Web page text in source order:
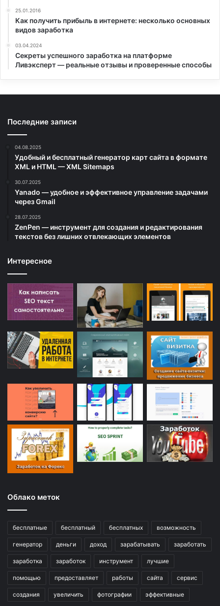
25.01.2016
Как получить прибыль в интернете: несколько основных
видов заработка
03.04.2024
Секреты успешного заработка на платформе
Ливэксперт — реальные отзывы и проверенные способы
Последние записи
04.08.2025
Удобный и бесплатный генератор карт сайта в формате
XML и HTML — XML Sitemaps
30.07.2025
Yanado — удобное и эффективное управление задачами
через Gmail
28.07.2025
ZenPen — инструмент для создания и редактирования
текстов без лишних отвлекающих элементов
Интересное
Облако меток
бесплатные бесплатный бесплатных возможность
генератор деньги доход зарабатывать заработать
заработка заработок инструмент лучшие
помощью предоставляет работы сайта сервис
создания увеличить фотографии эффективные